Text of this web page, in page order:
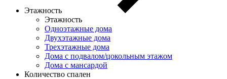
Этажность
Этажность
Одноэтажные дома
Двухэтажные дома
Трехэтажные дома
Дома с подвалом/цокольным этажом
Дома с мансардой
Количество спален